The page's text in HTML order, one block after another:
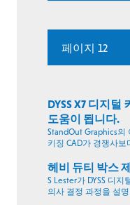
페이지 12
DYSS X7 디지
도움이 됩니다.
StandOut Graphics의
키징 CAD가 경쟁사
헤비 듀티 박스
S Lester가 DYSS 디지
의사 결정 과정을 설